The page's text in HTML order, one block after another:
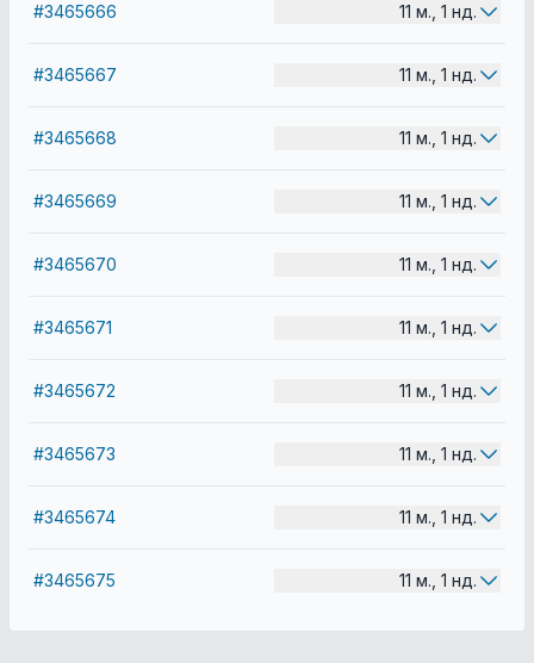
#3465666 11 м., 1 нд.
#3465667 11 м., 1 нд.
#3465668 11 м., 1 нд.
#3465669 11 м., 1 нд.
#3465670 11 м., 1 нд.
#3465671 11 м., 1 нд.
#3465672 11 м., 1 нд.
#3465673 11 м., 1 нд.
#3465674 11 м., 1 нд.
#3465675 11 м., 1 нд.